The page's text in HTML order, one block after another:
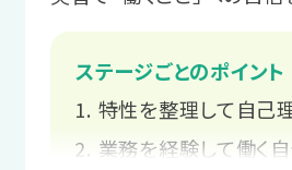
サポート例
ご本人と相談しながら
スや目標に合った支援
ステージごとのポイント
特性を整理して自己
業務を経験して働く